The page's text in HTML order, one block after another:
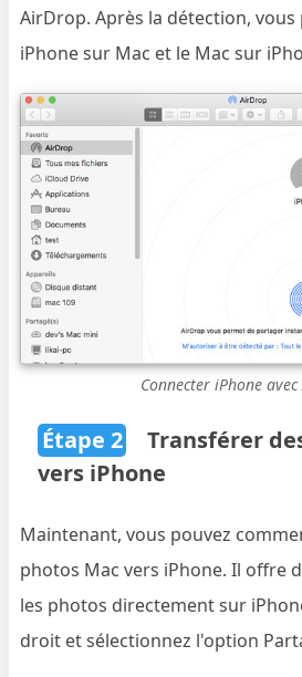
AirDrop. Après la détection,
iPhone sur Mac et le Mac sur
Connecter iPhone
Étape 2
Transférer
vers iPhone
Maintenant, vous pouvez
photos Mac vers iPhone. Il offre
les photos directement sur
droit et sélectionnez l'option